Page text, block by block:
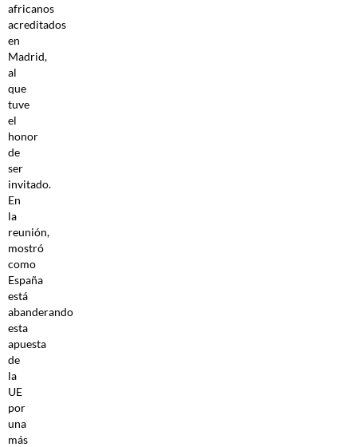
africanos
acreditados
en
Madrid,
al
que
tuve
el
honor
de
ser
invitado.
En
la
reunión,
mostró
como
España
está
abanderando
esta
apuesta
de
la
UE
por
una
más